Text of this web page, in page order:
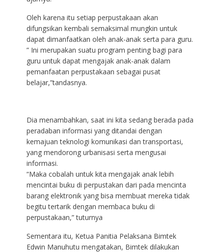
Oleh karena itu setiap perpustakaan akan
difungsikan kembali semaksimal mungkin untuk
dapat dimanfaatkan oleh anak-anak serta para guru.
” Ini merupakan suatu program penting bagi para
guru untuk dapat mengajak anak-anak dalam
pemanfaatan perpustakaan sebagai pusat
belajar,”tandasnya.
Dia menambahkan, saat ini kita sedang berada pada
peradaban informasi yang ditandai dengan
kemajuan teknologi komunikasi dan transportasi,
yang mendorong urbanisasi serta mengusai
informasi.
“Maka cobalah untuk kita mengajak anak lebih
mencintai buku di perpustakan dari pada mencinta
barang elektronik yang bisa membuat mereka tidak
begitu tertarik dengan membaca buku di
perpustakaan,” tuturnya
Sementara itu, Ketua Panitia Pelaksana Bimtek
Edwin Manuhutu mengatakan, Bimtek dilakukan